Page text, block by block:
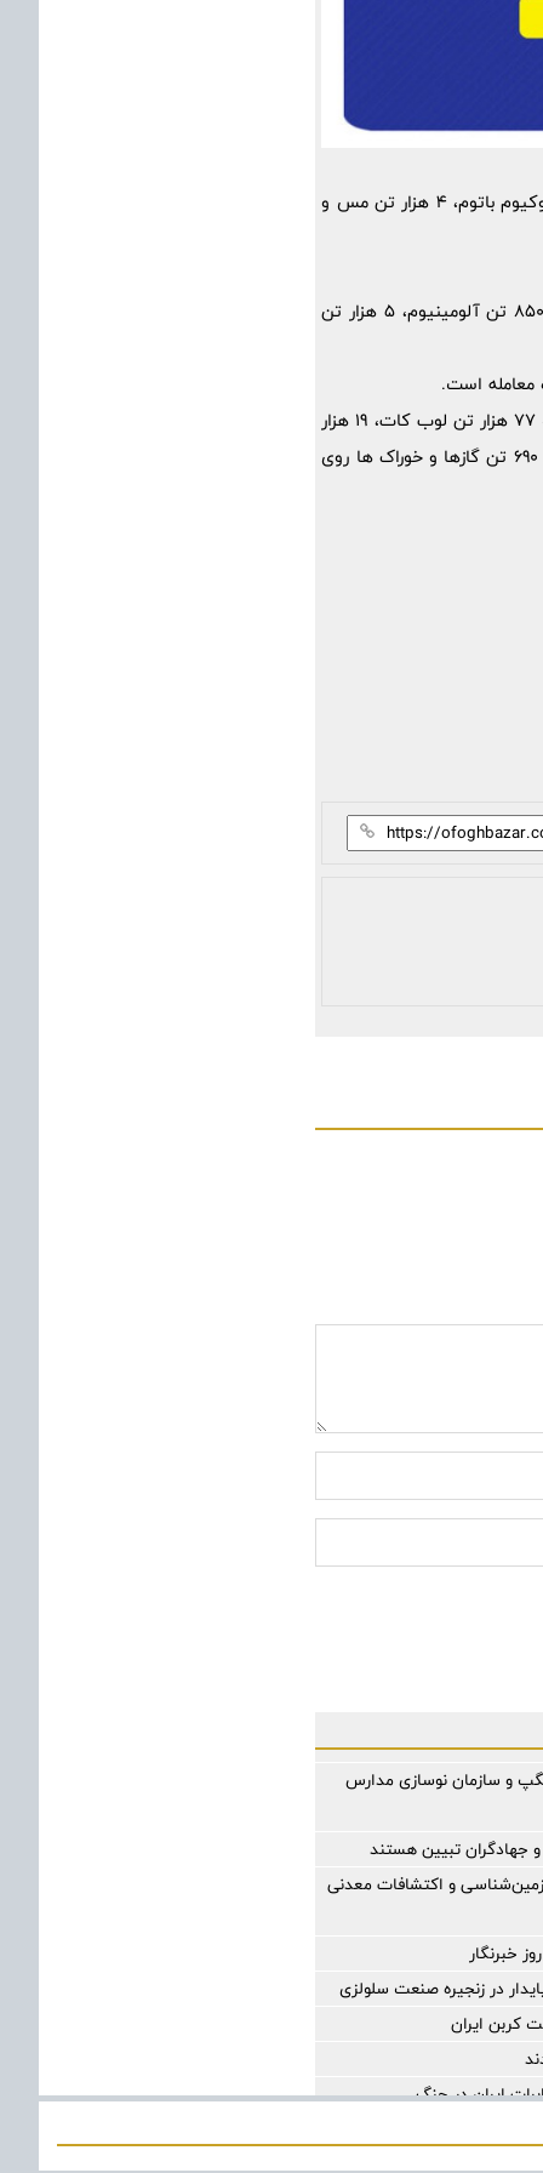
در تالار حراج باز یک میلیون و 181 هزار تن محصول شامل یک میلیون تن سنگ آهن کلوخه، 174 هزار تن وکیوم باتوم، 4 هزار تن مس و
در تالار صنعتی قرار است 182 هزار و 650 تن محصول شامل 151 هزار تن بلوم و بیلت فولادی، 25 هزار و 850 تن آلومینیوم، 5 هزار تن
تالار پتروشیمی و فرآورده های نفتی شاهد عرضه 127 هزار و 317 تن محصول است. در این تالار قرار است 77 هزار تن لوب کات، 19 هزار
و 466 تن مواد شیمیایی، 17 هزار و 225 تن قیر، 10 هزار و 326 تن مواد پلیمری، 2 هزار و 610 تن روغن و 690 تن گازها و خوراک ها روی
و سازمان نوسازی مدارس
جهادگران تبیین هستند
و اکتشافات معدنی
خبرنگار
در زنجیره صنعت سلولزی
ایران در جنگ
تجارت/ خبرنگاران